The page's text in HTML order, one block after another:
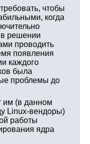
чтобы
когда
в решении
проводить
появления
каждого
была
проблемы до
им (в данном
Linux-вендоры)
работы
ядра